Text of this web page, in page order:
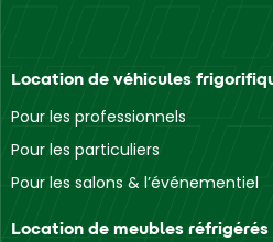
Location de véhicules
Pour les professionnels
Pour les particuliers
Pour les salons & l’événementiel
Location de meubles réfrigérés